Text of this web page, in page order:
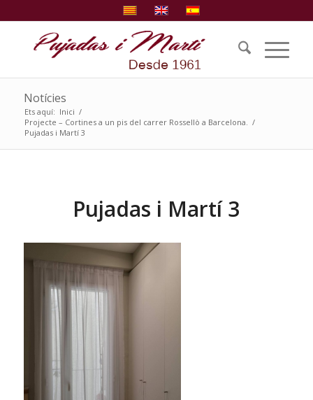
Notícies
Ets aquí: Inici /
Projecte – Cortines a un pis del carrer Rossellò a Barcelona. /
Pujadas i Martí 3
Pujadas i Martí 3